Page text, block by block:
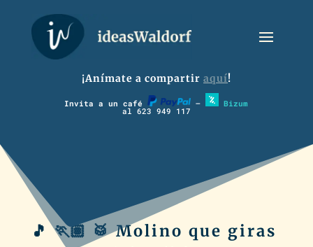
¡Anímate a compartir aquí!
Invita a un café – Bizum
al 623 949 117
🎵 🏃🏽 🥁 Molino que giras